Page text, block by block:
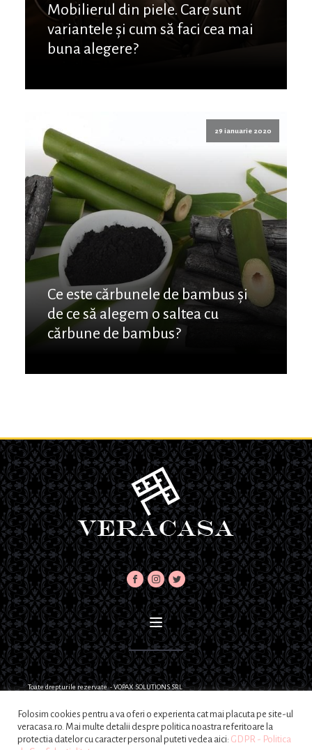
Mobilierul din piele. Care sunt
variantele și cum să faci cea mai
buna alegere?
29 ianuarie 2020
Ce este cărbunele de bambus și
de ce să alegem o saltea cu
cărbune de bambus?
Toate drepturile rezervate - VOPAX SOLUTIONS SRL
Folosim cookies pentru a va oferi o experienta cat mai placuta pe site-ul
veracasa.ro. Mai multe detalii despre politica noastra referitoare la
protectia datelor cu caracter personal puteti vedea aici: GDPR - Politica